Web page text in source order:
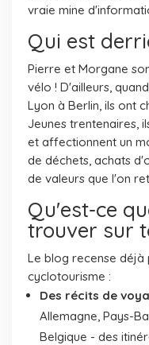
vraie mine
Qui est
Pierre et Morgane
vélo ! D'ailleurs,
Lyon à Berlin, ils ont
Jeunes trentenaires,
et affectionnent un
de déchets, achats
de valeurs que l'on
Qu'est-ce
trouver sur
Le blog recense déjà
cyclotourisme :
Des récits de
Allemagne, Pays-
Belgique - des